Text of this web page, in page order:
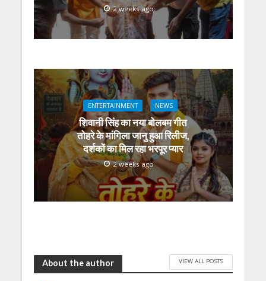
2 weeks ago
ENTERTAINMENT NEWS
शिवानी सिंह का नया बोलबम गीत
तोहरे के मांगिला जानु हुआ रिलीज,
दर्शकों का मिल रहा भरपूर प्यार
2 weeks ago
About the author VIEW ALL POSTS